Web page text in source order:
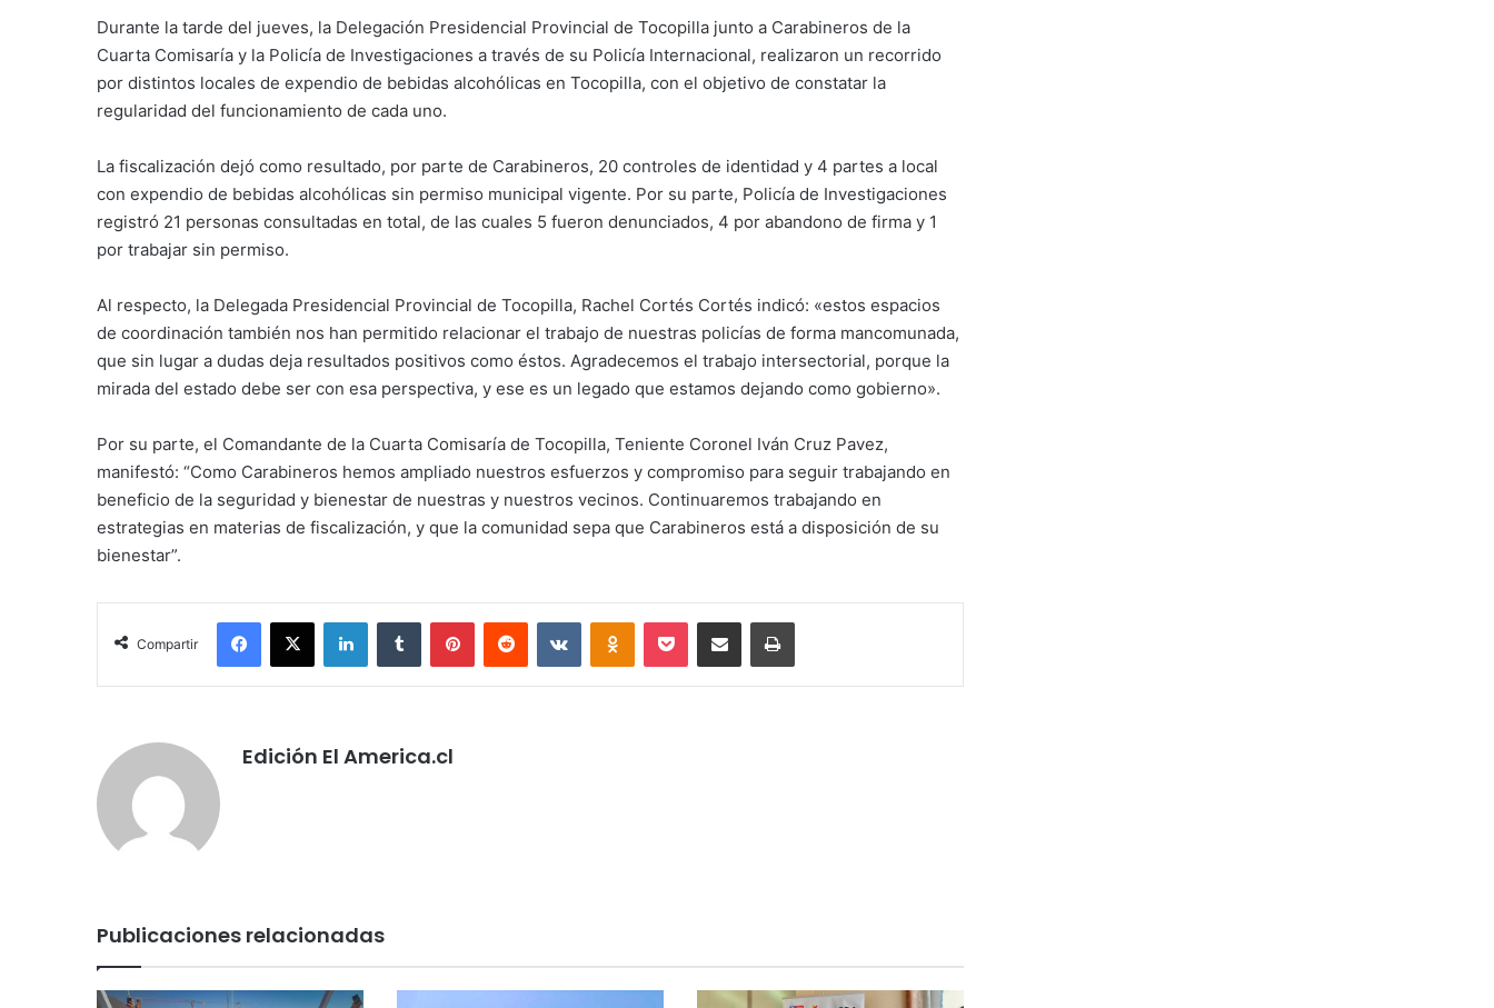
Durante la tarde del jueves, la Delegación Presidencial Provincial de Tocopilla junto a Carabineros de la
Cuarta Comisaría y la Policía de Investigaciones a través de su Policía Internacional, realizaron un recorrido
por distintos locales de expendio de bebidas alcohólicas en Tocopilla, con el objetivo de constatar la
regularidad del funcionamiento de cada uno.
La fiscalización dejó como resultado, por parte de Carabineros, 20 controles de identidad y 4 partes a local
con expendio de bebidas alcohólicas sin permiso municipal vigente. Por su parte, Policía de Investigaciones
registró 21 personas consultadas en total, de las cuales 5 fueron denunciados, 4 por abandono de firma y 1
por trabajar sin permiso.
Al respecto, la Delegada Presidencial Provincial de Tocopilla, Rachel Cortés Cortés indicó: «estos espacios
de coordinación también nos han permitido relacionar el trabajo de nuestras policías de forma mancomunada,
que sin lugar a dudas deja resultados positivos como éstos. Agradecemos el trabajo intersectorial, porque la
mirada del estado debe ser con esa perspectiva, y ese es un legado que estamos dejando como gobierno».
Por su parte, el Comandante de la Cuarta Comisaría de Tocopilla, Teniente Coronel Iván Cruz Pavez,
manifestó: “Como Carabineros hemos ampliado nuestros esfuerzos y compromiso para seguir trabajando en
beneficio de la seguridad y bienestar de nuestras y nuestros vecinos. Continuaremos trabajando en
estrategias en materias de fiscalización, y que la comunidad sepa que Carabineros está a disposición de su
bienestar”.
Compartir
Facebook
X LinkedInTumblr PinterestReddit VKontakteOdnoklassniki
Pocket Compartir via email Imprimir
Edición El America.cl
Publicaciones relacionadas